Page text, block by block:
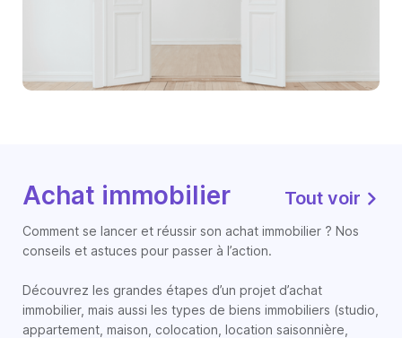
Achat immobilier Tout voir
Comment se lancer et réussir son achat immobilier ? Nos
conseils et astuces pour passer à l’action.
Découvrez les grandes étapes d’un projet d’achat
immobilier, mais aussi les types de biens immobiliers (studio,
appartement, maison, colocation, location saisonnière,